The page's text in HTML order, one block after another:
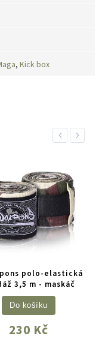
, Kick box
Previous
polo-elastická
3,5 m - maskáč
230 Kč
Do košíku
Next